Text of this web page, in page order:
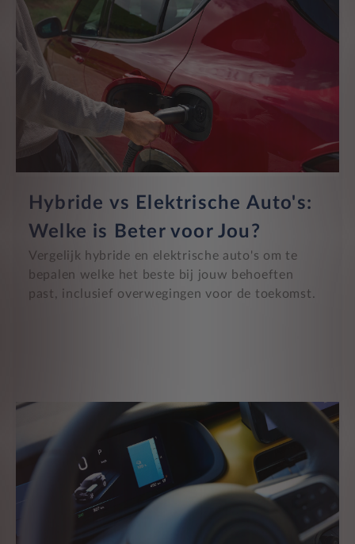
Hybride vs Elektrische Auto's:
Welke is Beter voor Jou?
Vergelijk hybride en elektrische auto's om te
bepalen welke het beste bij jouw behoeften
past, inclusief overwegingen voor de toekomst.